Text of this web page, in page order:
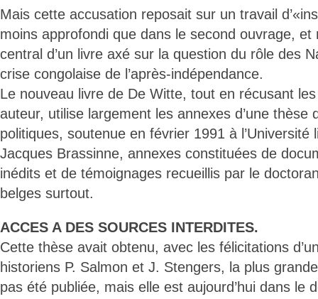
Mais cette accusation reposait sur un travail
moins approfondi que dans le second ouvrage, et
central d’un livre axé sur la question du rôle des
crise congolaise de l’après-indépendance.
Le nouveau livre de De Witte, tout en récusant
auteur, utilise largement les annexes d’une thèse
politiques, soutenue en février 1991 à l’Université
Jacques Brassinne, annexes constituées de
inédits et de témoignages recueillis par le
belges surtout.
ACCES A DES SOURCES INTERDITES.
Cette thèse avait obtenu, avec les félicitations
historiens P. Salmon et J. Stengers, la plus
pas été publiée, mais elle est aujourd’hui dans le